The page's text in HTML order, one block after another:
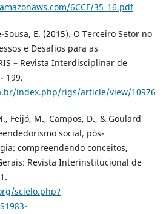
6CCF/35_16.pdf
E. (2015). O Terceiro Setor no
e Desafios para as
– Revista Interdisciplinar de
199.
index.php/rigs/article/view/10976
Feijó, M., Campos, D., & Goulard
social, pós-
compreendendo conceitos,
Revista Interinstitucional de
scielo.php?